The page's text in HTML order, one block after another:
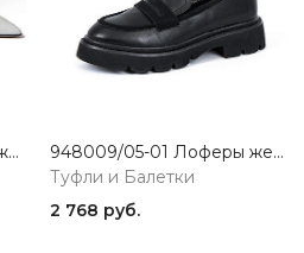
A942-K971-TP774 Туфли женские натуральная кожа молочный 365
948009/05-01 Лоферы женские черный BETSY
Туфли и Балетки
2 768 руб.